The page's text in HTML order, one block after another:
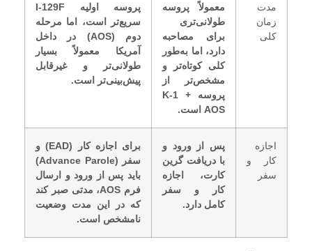
مدت
زمان
کلی
معمولاً پروسه
طولانی‌تری
برای مصاحبه
دارد، اما به‌طور
کلی کوتاه‌تر و
مشخص‌تر از
پروسه K-1 +
AOS است.
پروسه اولیه I-129F
سریع‌تر است، اما مرحله
دوم (AOS) در داخل
آمریکا معمولاً بسیار
طولانی‌تر و غیرقابل
پیش‌بینی‌تر است.
اجازه
کار و
سفر
پس از ورود و
با دریافت گرین
کارت، اجازه
کار و سفر
کامل دارد.
برای اجازه کار (EAD) و
سفر (Advance Parole)
باید پس از ورود و ارسال
فرم AOS، مدتی صبر کند
که در این مدت وضعیت
نامشخص است.